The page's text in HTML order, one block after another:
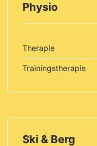
Physio
Therapie
Trainingstherapie
Ski & Berg